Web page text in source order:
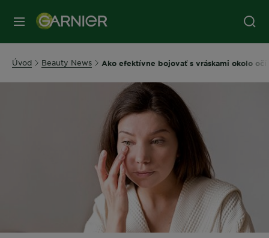
Úvod Beauty News Ako efektívne bojovať s vráskami okolo